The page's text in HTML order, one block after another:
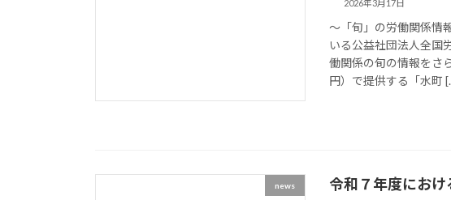
2026年3月17日
～「旬」の労働関係情
いる公益社団法人全国
働関係の旬の情報をさ
円）で提供する「水町
news 令和７年度にお